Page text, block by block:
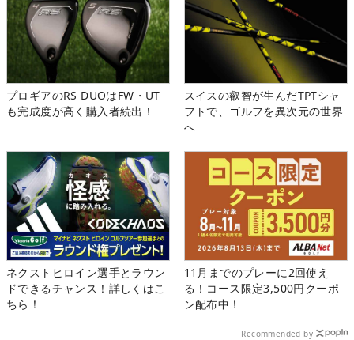
プロギアのRS DUOはFW・UT
も完成度が高く購入者続出！
スイスの叡智が生んだTPTシャ
フトで、ゴルフを異次元の世界
へ
ネクストヒロイン選手とラウン
ドできるチャンス！詳しくはこ
ちら！
11月までのプレーに2回使え
る！コース限定3,500円クーポ
ン配布中！
Recommended by